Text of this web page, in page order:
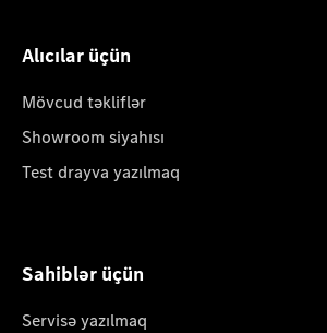
Alıcılar üçün
Mövcud təkliflər
Showroom siyahısı
Test drayva yazılmaq
Sahiblər üçün
Servisə yazılmaq